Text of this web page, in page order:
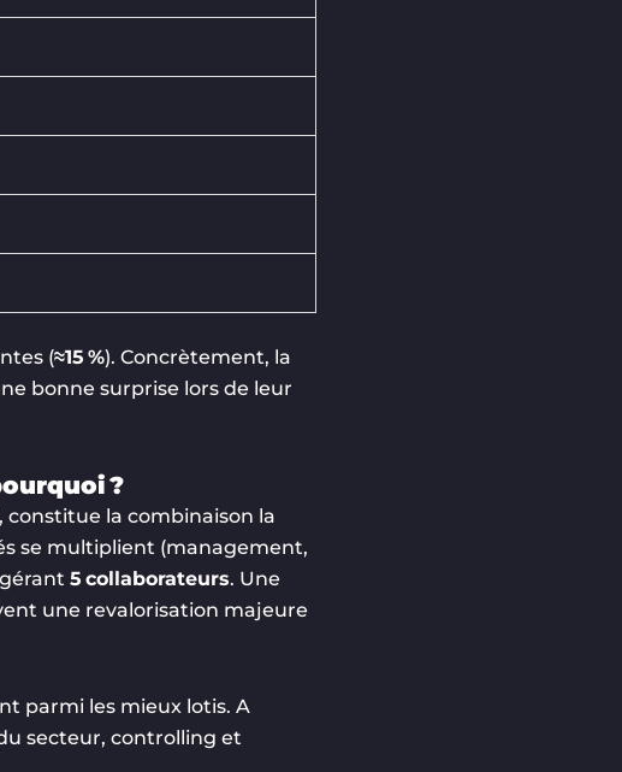
(≈15 %). Concrètement, la
bonne surprise lors de leur
?
constitue la combinaison la
se multiplient (management,
5 collaborateurs. Une
une revalorisation majeure
parmi les mieux lotis. A
secteur, controlling et